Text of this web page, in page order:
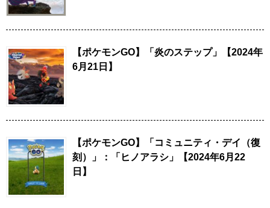
【ポケモンGO】「炎のステップ」【2024年
6月21日】
【ポケモンGO】「コミュニティ・デイ（復
刻）」：「ヒノアラシ」【2024年6月22
日】